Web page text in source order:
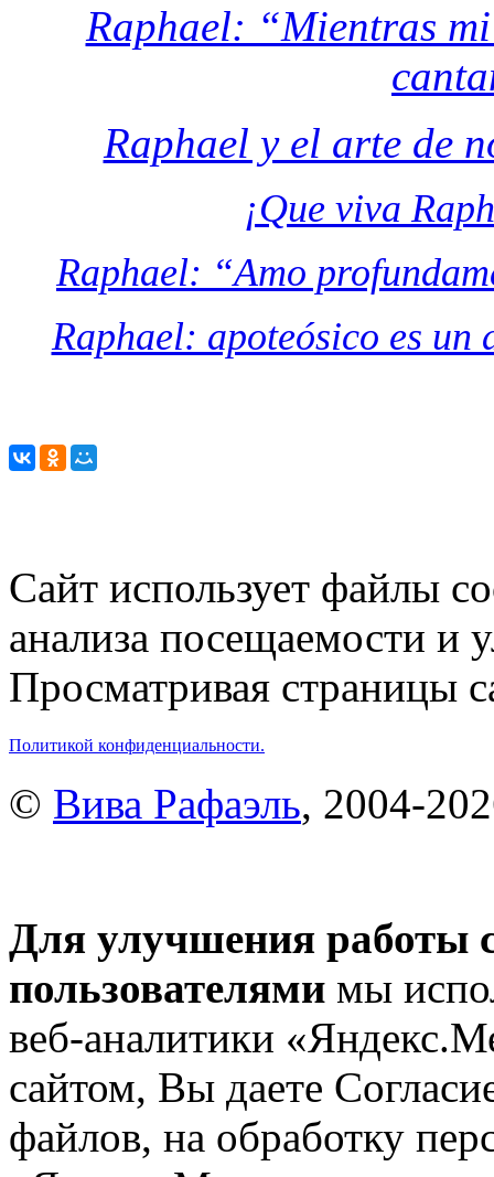
Raphael: “Mientras
Raphael y el arte de
¡Que viva
Raphael: “Amo
Raphael: apoteósico es un
Сайт использует файлы
анализа посещаемости и
Просматривая страницы
Политикой конфиденциальности.
© Вива Рафаэль, 2004-
Для улучшения работы
пользователями мы
веб-аналитики
сайтом, Вы даете
файлов, на обработку